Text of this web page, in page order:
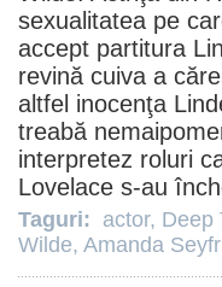
sexualitatea pe
accept partitura
revină cuiva a
altfel inocenţa
treabă
interpretez roluri
Lovelace s-au
Taguri: actor, Deep
Wilde, Amanda